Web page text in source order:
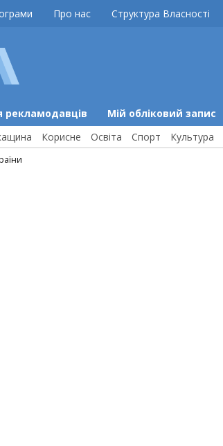
Про нас Структура Власності
рекламодавців Мій обліковий запис
Корисне Освіта Спорт Культура